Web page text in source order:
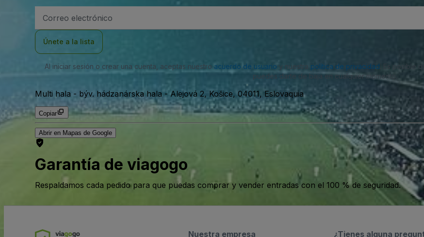
de
Únete a la lista
Al iniciar sesión o crear una cuenta, aceptas nuestro acuerdo de usuarioy nuestra política de privacidad . Es posible
puedes darte de baja en cualquier momento.
Multi hala - býv. hádzanárska hala-Alejová 2, Košice, 04011, Eslovaquia
Copiar
Abrir en Mapas de Google
Garantía de viagogo
Respaldamos cada pedido para que puedas comprar y vender entradas con el 100 % de seguridad.
Nuestra empresa ¿Tienes alguna